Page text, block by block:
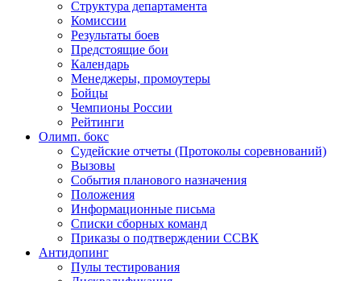
Структура департамента
Комиссии
Результаты боев
Предстоящие бои
Календарь
Менеджеры, промоутеры
Бойцы
Чемпионы России
Рейтинги
Олимп. бокс
Судейские отчеты (Протоколы соревнований)
Вызовы
События планового назначения
Положения
Информационные письма
Списки сборных команд
Приказы о подтверждении ССВК
Антидопинг
Пулы тестирования